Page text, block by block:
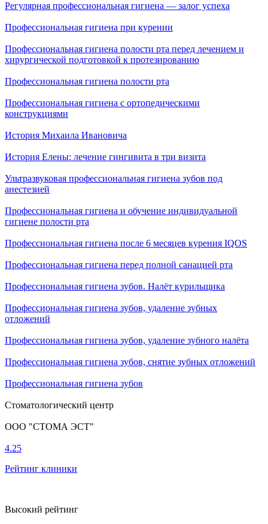
Регулярная профессиональная гигиена — залог успеха
Профессиональная гигиена при курении
Профессиональная гигиена полости рта перед лечением и
хирургической подготовкой к протезированию
Профессиональная гигиена полости рта
Профессиональная гигиена с ортопедическими
конструкциями
История Михаила Ивановича
История Елены: лечение гингивита в три визита
Ультразвуковая профессиональная гигиена зубов под
анестезией
Профессиональная гигиена и обучение индивидуальной
гигиене полости рта
Профессиональная гигиена после 6 месяцев курения IQOS
Профессиональная гигиена перед полной санацией рта
Профессиональная гигиена зубов. Налёт курильщика
Профессиональная гигиена зубов, удаление зубных
отложений
Профессиональная гигиена зубов, удаление зубного налёта
Профессиональная гигиена зубов, снятие зубных отложений
Профессиональная гигиена зубов
Стоматологический центр
ООО "СТОМА ЭСТ"
4.25
Рейтинг клиники
Высокий рейтинг